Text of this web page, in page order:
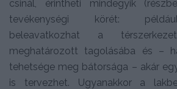
csinál, érintheti mindegyik
tevékenységi körét:
beleavatkozhat a
meghatározott tagolásába és –
tehetsége meg bátorsága – akár
is tervezhet. Ugyanakkor a